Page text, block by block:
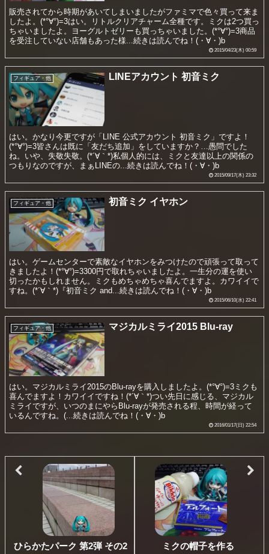
販売されてから時期があいてしまいましたがファミマで色々買って来ま
したよ。(*°∀°)=3はい。リトルクリアチャーム全種です。ミクは2つ買っ
ちゃいましたよ。ヨーグルトゼリーも買っちゃいました。(*°∀°)=3商品
を受注していない店舗もあった様...続きは読んでね！(・∀・)b
2015/04/23(木) 00:59
フィギュア・他 LINEアカウント 初音ミク
はい。かなり今更ですが「LINE 公式アカウント 初音ミク」ですよ！
(*°∀°)=3皆さんは既に「友だち追加」をしていますか？…愚問でした
ね。いや、失敬失敬。(*´∀｀*)私個人的には、ミクと友達以上の関係の
つもりなのですが、まぁLINEの...続きは読んでね！(・∀・)b
2015/09/17(木) 23:32
フィギュア・他 初音ミク イヤホン
はい。ゲームセンターで素敵なイヤホンをみつけたので頑張って取って
きましたよ！(*°∀°)=3300円で取れちゃいましたよ。一生分の運を使い
切ったかもしれません。ミクもめちゃめちゃ喜んでますよ。カワイイで
すね。(*´∀｀*)『初音ミク and...続きは読んでね！(・∀・)b
2015/06/10(水) 22:41
フィギュア・他 マジカルミライ2015 Blu-ray
はい。マジカルミライ2015のBlu-rayを購入しましたよ。(*°∀°)=3ミクも
喜んでますよ！カワイイですね！(*´∀｀*)つい先日に感じる、マジカル
ミライですが、いつのまにやらBlu-rayが発売される程、時間が経って
いるんですね。(...続きは読んでね！(・∀・)b
2016/01/17(日) 22:54
ひらかたパーク 第2弾 その2 ミクの帽子を作る